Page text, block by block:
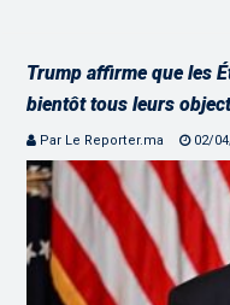
Trump affirme que les
bientôt tous leurs
Par Le Reporter.ma 02/